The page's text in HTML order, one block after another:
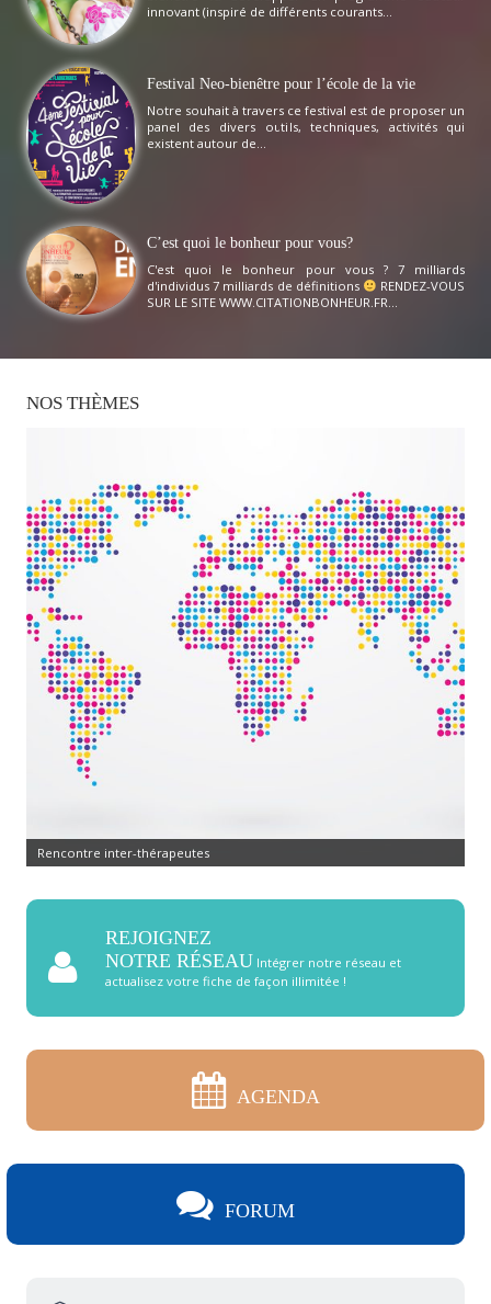
innovant (inspiré de différents courants...
Festival Neo-bienêtre pour l’école de la vie
Notre souhait à travers ce festival est de proposer un
panel des divers outils, techniques, activités qui
existent autour de...
C’est quoi le bonheur pour vous?
C'est quoi le bonheur pour vous ? 7 milliards
d'individus 7 milliards de définitions
RENDEZ-VOUS
SUR LE SITE WWW.CITATIONBONHEUR.FR...
NOS THÈMES
Rencontre inter-thérapeutes
REJOIGNEZ
NOTRE RÉSEAU Intégrer notre réseau et
actualisez votre fiche de façon illimitée !
AGENDA
FORUM